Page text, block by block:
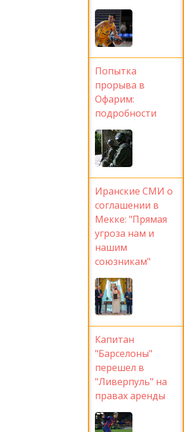
Попытка
прорыва в
Офарим:
подробности
Иранские СМИ о
соглашении в
Мекке: "Прямая
угроза нам и
нашим
союзникам"
Капитан
"Барселоны"
перешел в
"Ливерпуль" на
правах аренды